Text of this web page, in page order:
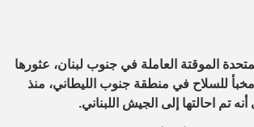
الموقتة العاملة في جنوب لبنان، عثورها
على أكثر من 225 مخبأ للسلاح في منطقة جنوب الليطاني، منذ
تم احالتها إلى الجيش اللبناني.